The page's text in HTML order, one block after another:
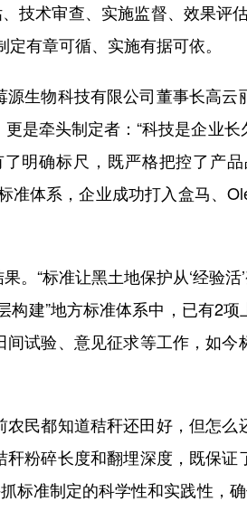
术审查、实施监督、效果评
有章可循、实施有据可依。
物科技有限公司董事长高云
是牵头制定者：“科技是企业长
明确标尺，既严格把控了产
准体系，企业成功打入盒马、
标准让黑土地保护从‘经验活’
建”地方标准体系中，已有2
试验、意见征求等工作，如
都知道秸秆还田好，但怎么
粉碎长度和翻埋深度，既保
标准制定的科学性和实践性，